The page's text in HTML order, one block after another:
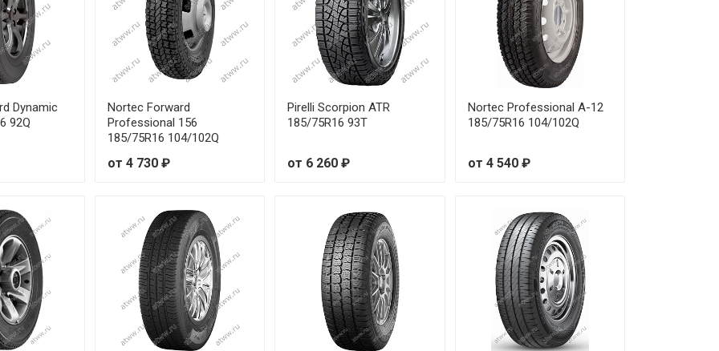
Dynamic
92Q
Nortec Forward
Professional 156
185/75R16 104/102Q
от 4 730 ₽
Pirelli Scorpion ATR
185/75R16 93T
от 6 260 ₽
Nortec Professional А-12
185/75R16 104/102Q
от 4 540 ₽